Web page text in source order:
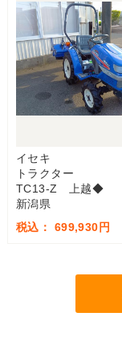
イセキ
トラクター
TC13-Z 上越◆
新潟県
税込： 699,930円